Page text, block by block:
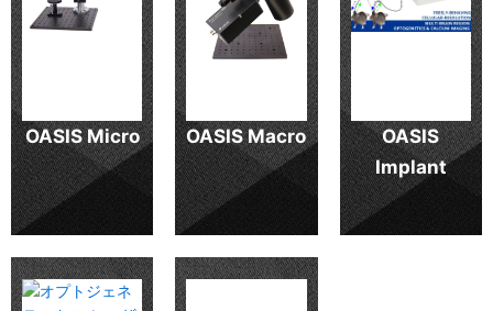
OASIS Micro OASIS Macro
OASIS
Implant